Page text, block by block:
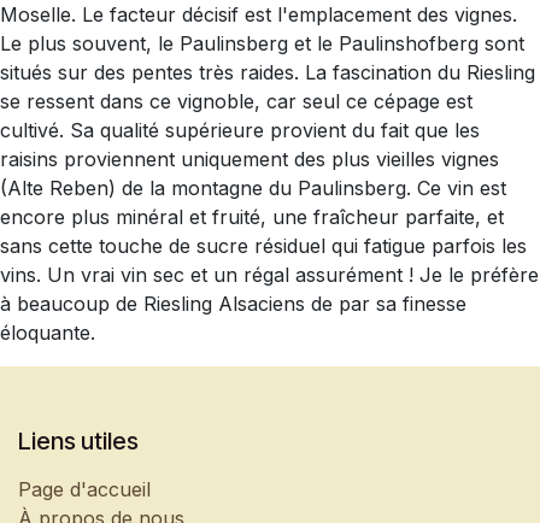
Moselle. Le facteur décisif est l'emplacement des vignes.
Le plus souvent, le Paulinsberg et le Paulinshofberg sont
situés sur des pentes très raides. La fascination du Riesling
se ressent dans ce vignoble, car seul ce cépage est
cultivé. Sa qualité supérieure provient du fait que les
raisins proviennent uniquement des plus vieilles vignes
(Alte Reben) de la montagne du Paulinsberg. Ce vin est
encore plus minéral et fruité, une fraîcheur parfaite, et
sans cette touche de sucre résiduel qui fatigue parfois les
vins. Un vrai vin sec et un régal assurément ! Je le préfère
à beaucoup de Riesling Alsaciens de par sa finesse
éloquante.
Liens utiles
Page d'accueil
À propos de nous